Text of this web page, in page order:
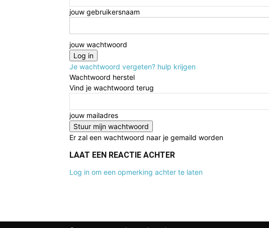
jouw gebruikersnaam
jouw wachtwoord
Je wachtwoord vergeten? hulp krijgen
Wachtwoord herstel
Vind je wachtwoord terug
jouw mailadres
Er zal een wachtwoord naar je gemaild worden
LAAT EEN REACTIE ACHTER
Log in om een opmerking achter te laten